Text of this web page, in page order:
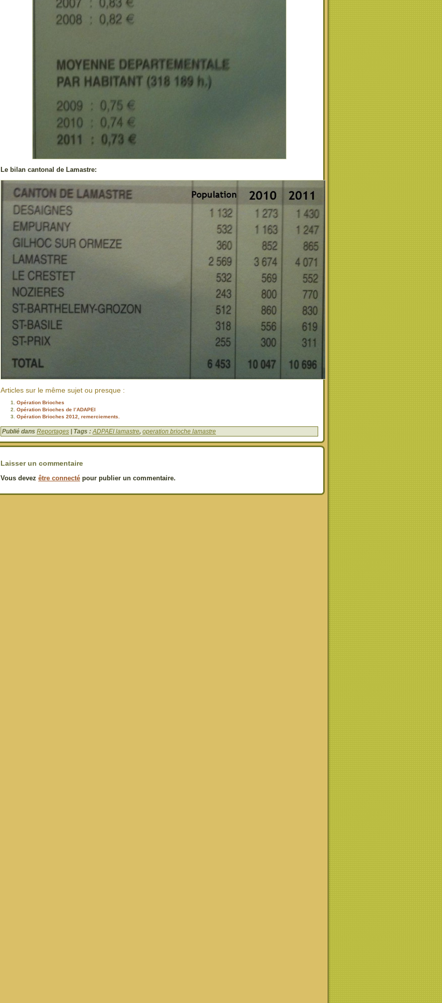
Le bilan cantonal de Lamastre:
Articles sur le même sujet ou presque :
Opération Brioches
Opération Brioches de l’ADAPEI
Opération Brioches 2012, remerciements.
Publié dans Reportages | Tags :ADPAEI lamastre, operation brioche lamastre
Laisser un commentaire
Vous devez être connecté pour publier un commentaire.